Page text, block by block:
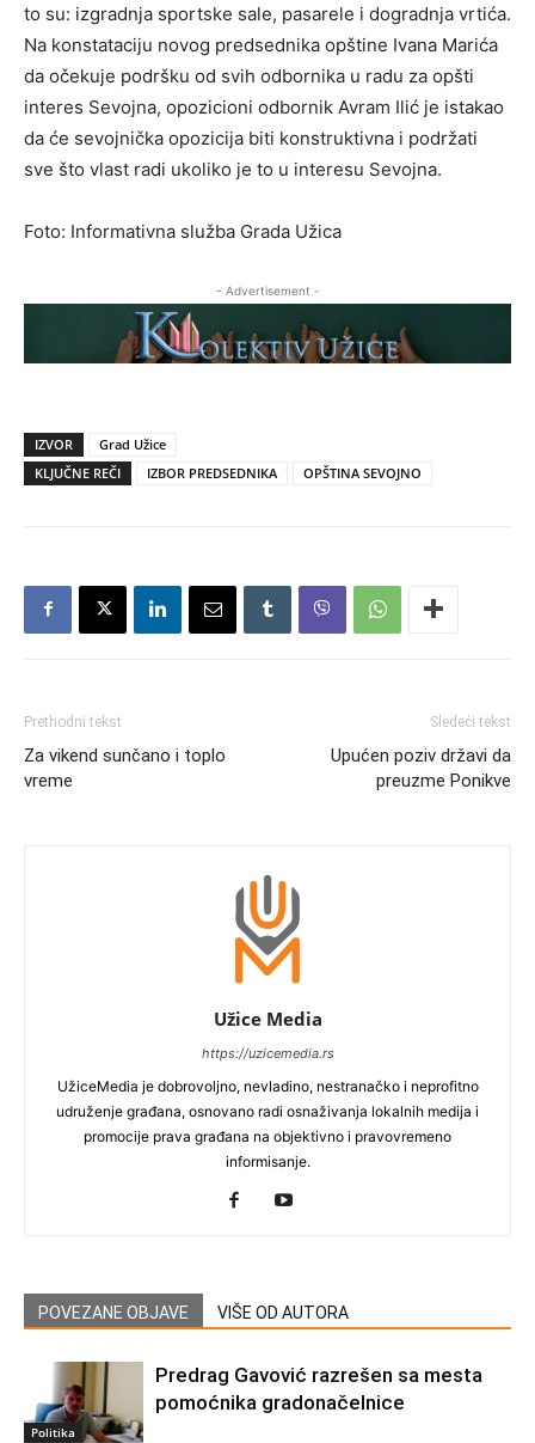
to su: izgradnja sportske sale, pasarele i dogradnja vrtića.
Na konstataciju novog predsednika opštine Ivana Marića
da očekuje podršku od svih odbornika u radu za opšti
interes Sevojna, opozicioni odbornik Avram Ilić je istakao
da će sevojnička opozicija biti konstruktivna i podržati
sve što vlast radi ukoliko je to u interesu Sevojna.
Foto: Informativna služba Grada Užica
- Advertisement -
IZVOR
Grad Užice
KLJUČNE REČI
IZBOR PREDSEDNIKA OPŠTINA SEVOJNO
Prethodni tekst
Za vikend sunčano i toplo
vreme
Sledeći tekst
Upućen poziv državi da
preuzme Ponikve
Užice Media
https://uzicemedia.rs
UžiceMedia je dobrovoljno, nevladino, nestranačko i neprofitno
udruženje građana, osnovano radi osnaživanja lokalnih medija i
promocije prava građana na objektivno i pravovremeno
informisanje.
POVEZANE OBJAVE VIŠE OD AUTORA
Politika
Predrag Gavović razrešen sa mesta
pomoćnika gradonačelnice